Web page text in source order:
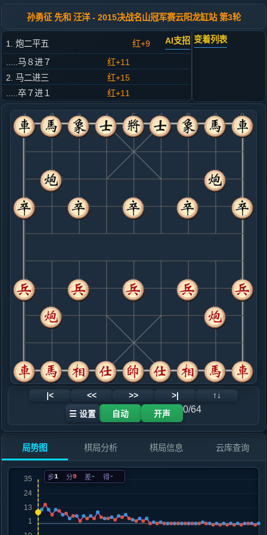
孙勇征 先和 汪洋 - 2015决战名山冠军赛云阳龙缸站 第3轮
1. 炮二平五 红+9 AI支招
.....马８进７
红+11
2. 马二进三
红+15
.....卒７进１
红+11
3. 车一平二
红+7
.....车９平８
红+11
4. 车二进六
红+10
.....马２进３
红+7
5. 兵七进一
红+8
.....砲８平９
6. 车二进三
红+6
车二平三
.....马７退８
红+6
7. 马八进七
红+2
8. 马七进六
红+4
炮八退一
.....马８进７
红+6
士４进５
9. 炮八平七
红+4
.....车１平２
10. 车九平八
红+5
.....砲２进６
红+4
红+4
相三进一
.....砲２退１
红+5
卒９进１
12. 马三退五
红+3
红+6
红+5
.....砲２平５
红+7
14. 车八进九
红+4
.....马３退２
红+3
15. 相七进五
红+2
.....士４进５
16. 炮七平六
红+2
.....马２进４
变着列表
|< << >> >| ↑↓
☰ 设置 自动 开声 0/64
局势图 棋局分析 棋局信息 云库查询
步1 分9 差- 得-